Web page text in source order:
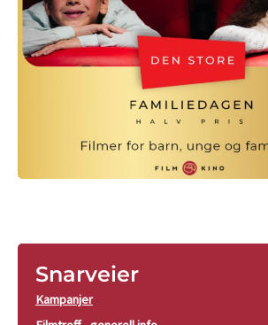
Snarveier
Kampanjer